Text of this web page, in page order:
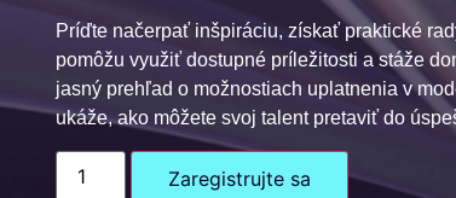
Príďte načerpať inšpiráciu, získať praktické
pomôžu využiť dostupné príležitosti a stáže
jasný prehľad o možnostiach uplatnenia v
ukáže, ako môžete svoj talent pretaviť do
Zaregistrujte sa